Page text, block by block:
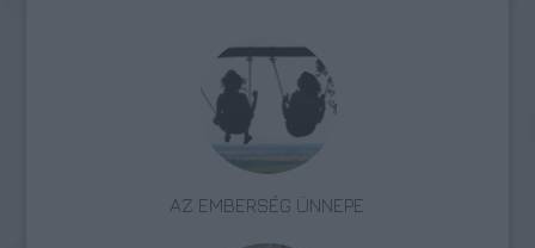
AZ EMBERSÉG ÜNNEPE